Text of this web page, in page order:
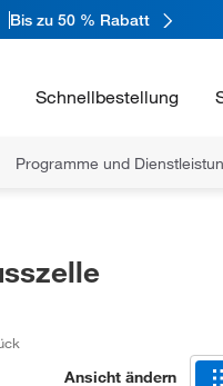
Bis zu 50 % Rabatt
Schnellbestellung
Programme und
Ansicht ändern